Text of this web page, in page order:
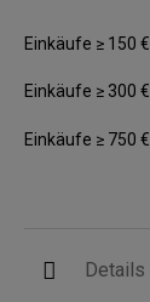
Einkäufe ≥ 150 €
Einkäufe ≥ 300 €
Einkäufe ≥ 750 €
Details